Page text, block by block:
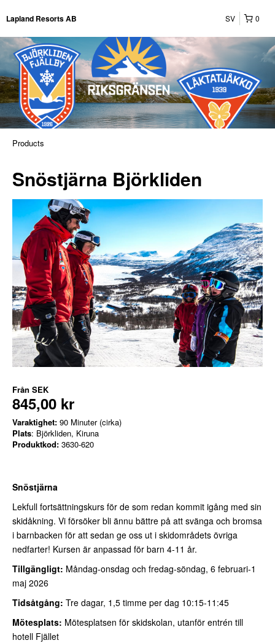
Lapland Resorts AB 0
SV
Products
Snöstjärna Björkliden
Från SEK
845,00 kr
Varaktighet: 90 Minuter (cirka)
Plats: Björkliden, Kiruna
Produktkod: 3630-620
Snöstjärna
Lekfull fortsättningskurs för de som redan kommit igång med sin
skidåkning. Vi försöker bli ännu bättre på att svänga och bromsa
i barnbacken för att sedan ge oss ut i skidområdets övriga
nedfarter! Kursen är anpassad för barn 4-11 år.
Tillgängligt: Måndag-onsdag och fredag-söndag, 6 februari-1
maj 2026
Tidsåtgång: Tre dagar, 1,5 timme per dag 10:15-11:45
Mötesplats: Mötesplatsen för skidskolan, utanför entrén till
hotell Fjället